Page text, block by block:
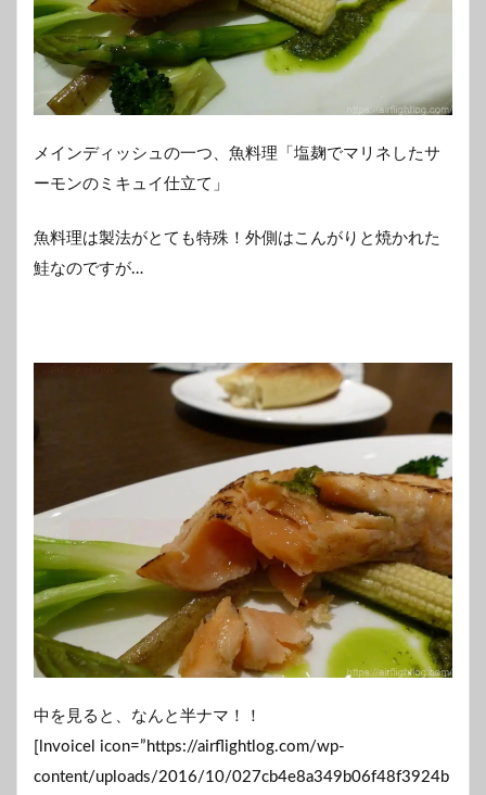
メインディッシュの一つ、魚料理「塩麹でマリネしたサ
ーモンのミキュイ仕立て」
魚料理は製法がとても特殊！外側はこんがりと焼かれた
鮭なのですが…
中を見ると、なんと半ナマ！！
[lnvoicel icon=”https://airflightlog.com/wp-
content/uploads/2016/10/027cb4e8a349b06f48f3924b